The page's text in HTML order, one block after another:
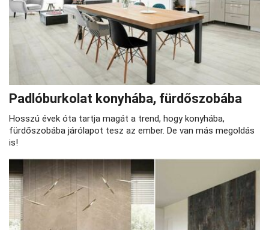
Padlóburkolat konyhába, fürdőszobába
Hosszú évek óta tartja magát a trend, hogy konyhába,
fürdőszobába járólapot tesz az ember. De van más megoldás
is!